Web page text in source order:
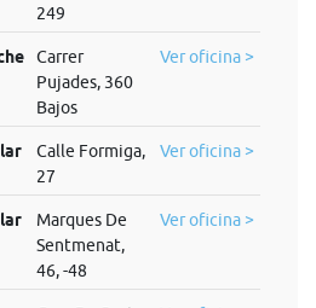
249
Carrer
Pujades, 360
Bajos
Ver oficina >
Calle Formiga,
27
Ver oficina >
Marques De
Sentmenat,
46, -48
Ver oficina >